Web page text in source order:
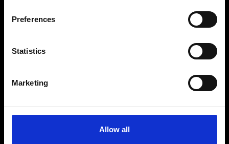
Preferences
Statistics
Marketing
Allow all
Cerca un negozio
Seguici